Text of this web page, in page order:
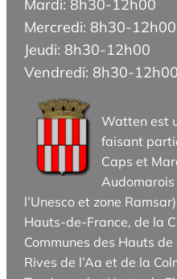
Mardi: 8h30-12h00
Mercredi: 8h30-12h00
Jeudi: 8h30-12h00
Vendredi: 8h30-12h00
Watten est
faisant
Caps et
l’Unesco et zone
Hauts-de-France, de la
Communes des Hauts
Rives de l’Aa et de la